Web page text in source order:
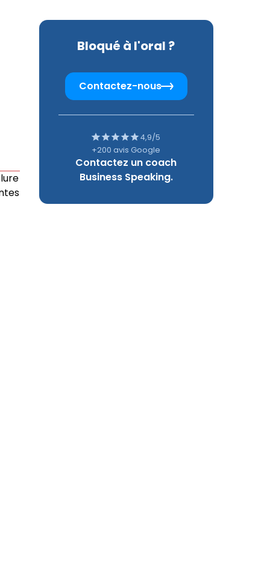
Bloqué à l'oral ?
Contactez-nous
4,9/5
+200 avis Google
Contactez un coach
Business Speaking.